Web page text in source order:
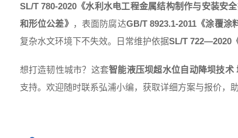
SL/T 780-2020《水利水电工程金属结构制作与安装安全
和形位公差》 ，表面防腐达GB/T 8923.1-2011《涂覆涂
复杂水文环境下不失效。日常维护依据SL/T 722—2020
想打造韧性城市？这套智能液压坝超水位自动降坝技术
支持。欢迎随时联系弘浦小编，获取详细方案与报价，